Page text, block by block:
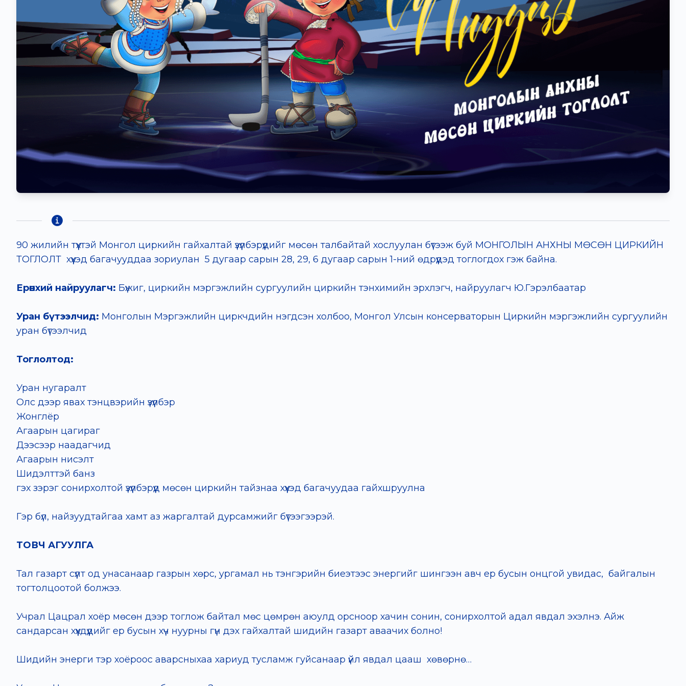
90 жилийн түүхтэй Монгол циркийн гайхалтай үзүүлбэрүүдийг мөсөн талбайтай хослуулан бүтээж буй МОНГОЛЫН АНХНЫ МӨСӨН ЦИРКИЙН
ТОГЛОЛТ хүүхэд багачууддаа зориулан 5 дугаар сарын 28, 29, 6 дугаар сарын 1-ний өдрүүдэд тоглогдох гэж байна.
Ерөнхий найруулагч: Бүжиг, циркийн мэргэжлийн сургуулийн циркийн тэнхимийн эрхлэгч, найруулагч Ю.Гэрэлбаатар
Уран бүтээлчид: Монголын Мэргэжлийн циркчдийн нэгдсэн холбоо, Монгол Улсын консерваторын Циркийн мэргэжлийн сургуулийн
уран бүтээлчид
Тоглолтод:
Уран нугаралт
Олс дээр явах тэнцвэрийн үзүүлбэр
Жонглёр
Агаарын цагираг
Дээсээр наадагчид
Агаарын нисэлт
Шидэлттэй банз
гэх зэрэг сонирхолтой үзүүлбэрүүд мөсөн циркийн тайзнаа хүүхэд багачуудаа гайхшруулна
Гэр бүл, найзуудтайгаа хамт аз жаргалтай дурсамжийг бүтээгээрэй.
ТОВЧ АГУУЛГА
Тал газарт сүүлт од унасанаар газрын хөрс, ургамал нь тэнгэрийн биеэтээс энергийг шингээн авч ер бусын онцгой увидас, байгалын
тогтолцоотой болжээ.
Учрал Цацрал хоёр мөсөн дээр тоглож байтал мөс цөмрөн аюулд орсноор хачин сонин, сонирхолтой адал явдал эхэлнэ. Айж
сандарсан хүүхдүүдийг ер бусын хүч нуурны гүн дэх гайхалтай шидийн газарт аваачих болно!
Шидийн энерги тэр хоёроос аварсныхаа хариуд тусламж гуйсанаар үйл явдал цааш хөвөрнө…